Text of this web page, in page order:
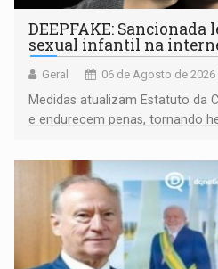
DEEPFAKE:
sexual infantil na
Geral 06 de Agosto de 2026
Medidas atualizam Estatuto da
e endurecem penas, tornando